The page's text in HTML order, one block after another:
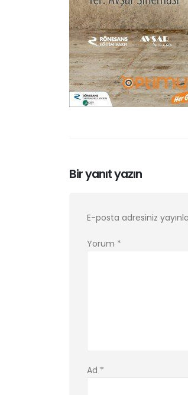
Bir yanıt yazın
E-posta adresiniz
Yorum *
Ad *